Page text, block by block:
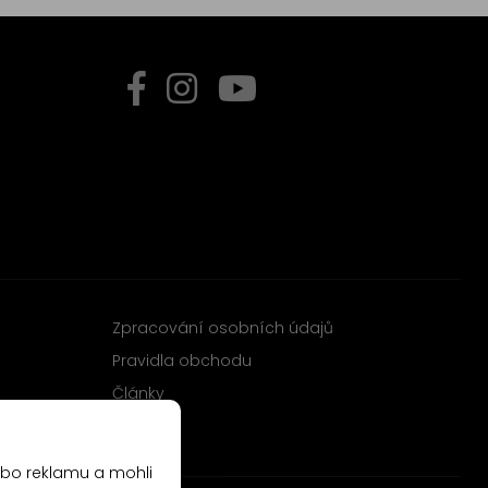
Zpracování osobních údajů
Pravidla obchodu
Články
reklamu a mohli